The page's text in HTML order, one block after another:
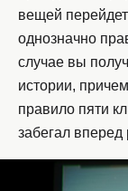
вещей
однозначно
случае вы
истории,
правило пяти
забегал